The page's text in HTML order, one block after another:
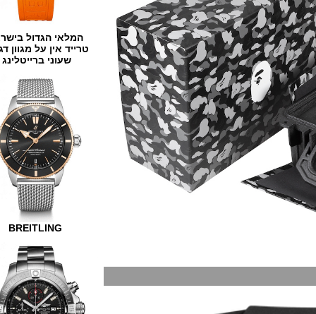
המלאי הגדול בישראל
טרייד אין על מגוון דגמים
שעוני ברייטלינג
BREITLING